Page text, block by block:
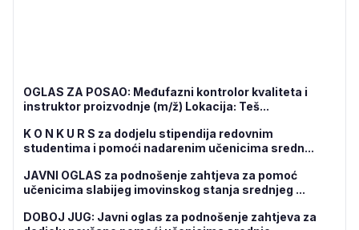
OGLAS ZA POSAO: Međufazni kontrolor kvaliteta i
instruktor proizvodnje (m/ž) Lokacija: Teš...
K O N K U R S za dodjelu stipendija redovnim
studentima i pomoći nadarenim učenicima sredn...
JAVNI OGLAS za podnošenje zahtjeva za pomoć
učenicima slabijeg imovinskog stanja srednjeg ...
DOBOJ JUG: Javni oglas za podnošenje zahtjeva za